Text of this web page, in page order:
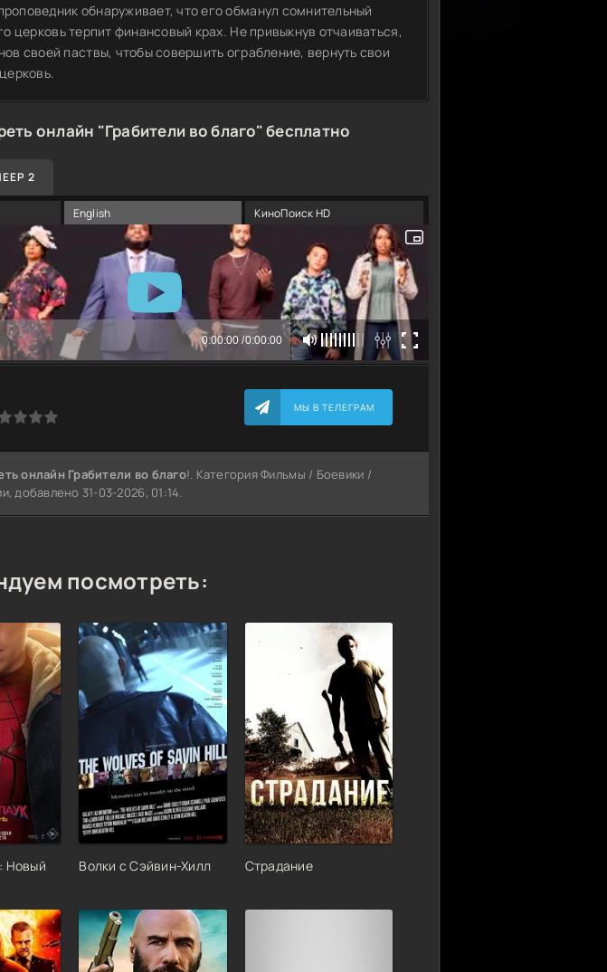
обнаруживает, что его обманул сомнительный
церковь терпит финансовый крах. Не привыкнув отчаиваться,
своей паствы, чтобы совершить ограбление, вернуть свои
онлайн "Грабители во благо" бесплатно
2
English КиноПоиск HD
МЫ В ТЕЛЕГРАМ
онлайн Грабители во благо!. Категория Фильмы / Боевики /
добавлено 31-03-2026, 01:14.
посмотреть:
Новый
Волки с Сэйвин-Хилл Страдание